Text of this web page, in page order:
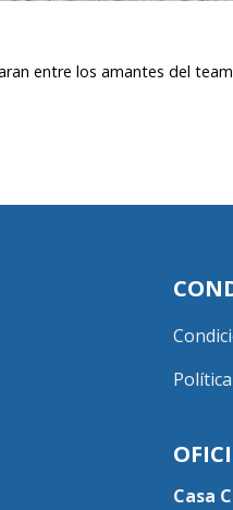
entre los amantes del
Casa